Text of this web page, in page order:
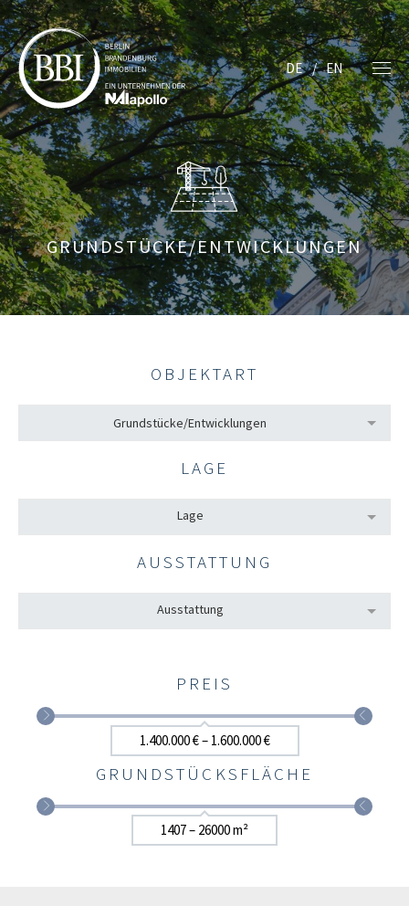
DE EN
GRUNDSTÜCKE/ENTWICKLUNGEN
OBJEKTART
Grundstücke/Entwicklungen
LAGE
Lage
AUSSTATTUNG
Ausstattung
PREIS
1.400.000 € – 1.600.000 €
GRUNDSTÜCKSFLÄCHE
1407 – 26000 m²